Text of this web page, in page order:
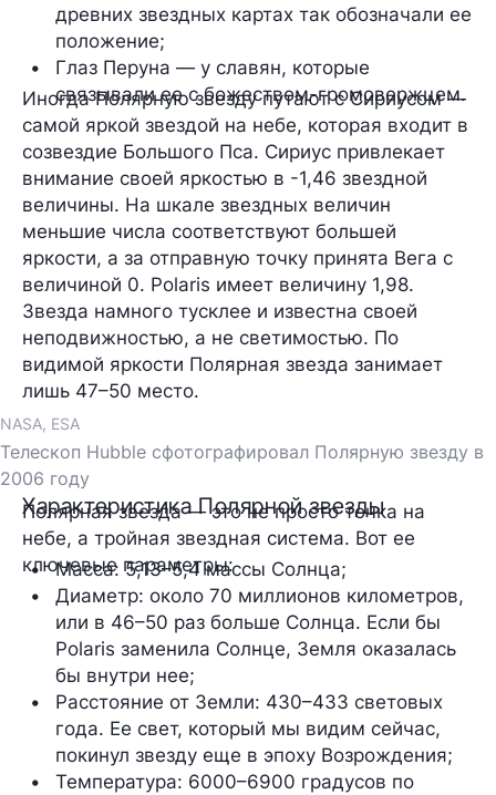
древних звездных картах так обозначали ее
положение;
Глаз Перуна — у славян, которые
связывали ее с божеством-громовержцем.
Иногда Полярную звезду путают с Сириусом —
самой яркой звездой на небе, которая входит в
созвездие Большого Пса. Сириус привлекает
внимание своей яркостью в -1,46 звездной
величины. На шкале звездных величин
меньшие числа соответствуют большей
яркости, а за отправную точку принята Вега с
величиной 0. Polaris имеет величину 1,98.
Звезда намного тусклее и известна своей
неподвижностью, а не светимостью. По
видимой яркости Полярная звезда занимает
лишь 47–50 место.
NASA, ESA
Телескоп Hubble сфотографировал Полярную звезду в
2006 году
Характеристика Полярной звезды
Полярная звезда — это не просто точка на
небе, а тройная звездная система. Вот ее
ключевые параметры:
Масса: 5,13–5,4 массы Солнца;
Диаметр: около 70 миллионов километров,
или в 46–50 раз больше Солнца. Если бы
Polaris заменила Солнце, Земля оказалась
бы внутри нее;
Расстояние от Земли: 430–433 световых
года. Ее свет, который мы видим сейчас,
покинул звезду еще в эпоху Возрождения;
Температура: 6000–6900 градусов по